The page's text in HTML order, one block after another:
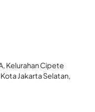
Kelurahan Cipete
Jakarta Selatan,